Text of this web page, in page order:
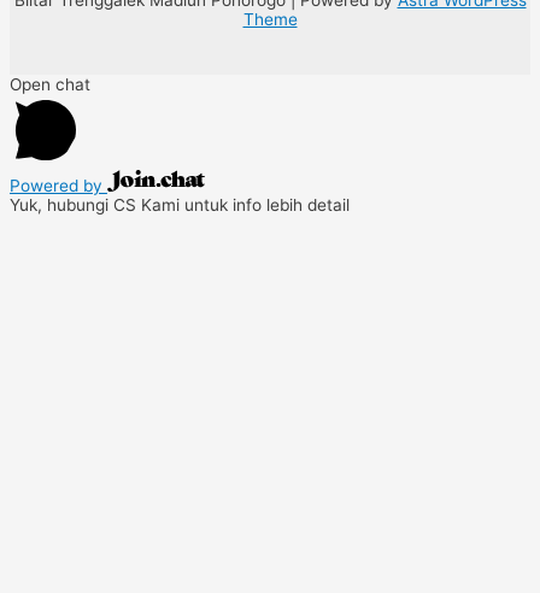
Theme
Open chat
Powered by
Yuk, hubungi CS Kami untuk info lebih detail